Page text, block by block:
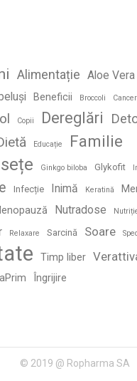
Alimentație Aloe Vera
Beneficii Broccoli Cancer
Copii Dereglări
Educație Familie
Ginkgo biloba Glykofit
Infecție Inimă Keratină
Nutradose
Relaxare Sarcină Soare
Timp liber
Îngrijire
© 2019 @ Ropharma SA